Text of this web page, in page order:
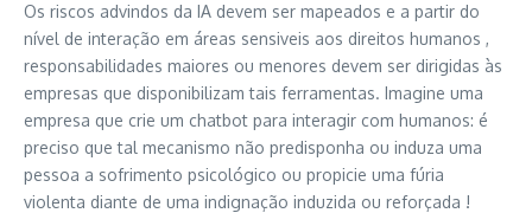
Os riscos advindos da IA devem ser mapeados e a partir do
nível de interação em áreas sensiveis aos direitos humanos ,
responsabilidades maiores ou menores devem ser dirigidas às
empresas que disponibilizam tais ferramentas. Imagine uma
empresa que crie um chatbot para interagir com humanos: é
preciso que tal mecanismo não predisponha ou induza uma
pessoa a sofrimento psicológico ou propicie uma fúria
violenta diante de uma indignação induzida ou reforçada !